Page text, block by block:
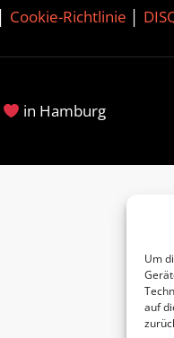
Um
auf
Cookie-Richtlinie
in Hamburg